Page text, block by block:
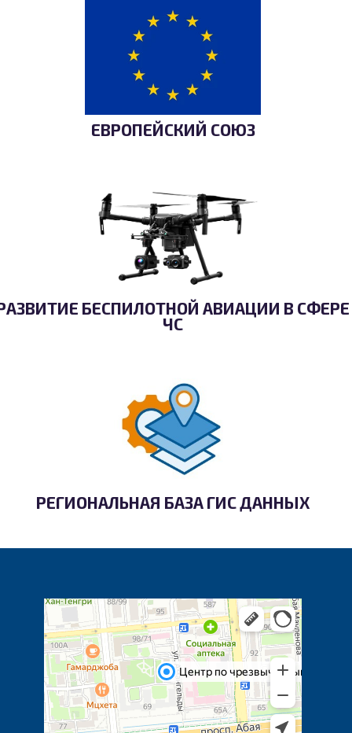
ЕВРОПЕЙСКИЙ СОЮЗ
БЕСПИЛОТНОЙ АВИАЦИИ В СФЕРЕ
ЧС
РЕГИОНАЛЬНАЯ БАЗА ГИС ДАННЫХ